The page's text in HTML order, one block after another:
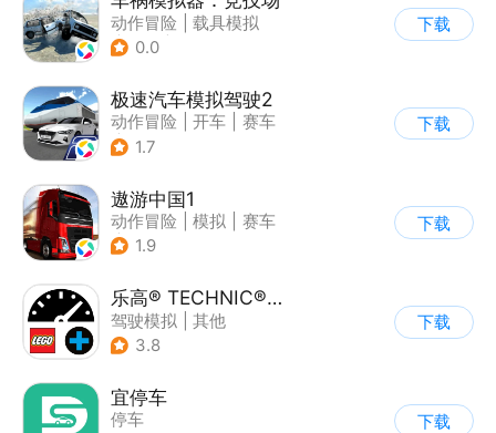
动作冒险
载具模拟
| 赛车
0.0
下载
极速汽车模拟驾驶2
动作冒险 开车
赛车
| 漂移
1.7
下载
遨游中国1
动作冒险 模拟
赛车
| 写实
1.9
下载
乐高® TECHNIC® CONTROL+
驾驶模拟
其他
3.8
下载
宜停车
停车
下载